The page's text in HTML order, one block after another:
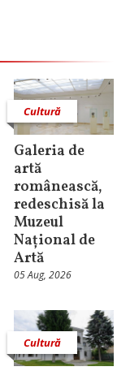
Cultură
Galeria de
artă
românească,
redeschisă la
Muzeul
Național de
Artă
05 Aug, 2026
Cultură